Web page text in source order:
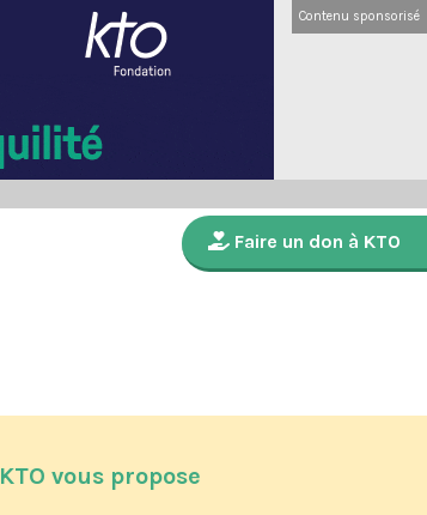
Contenu sponsorisé
Faire un don à KTO
KTO vous propose